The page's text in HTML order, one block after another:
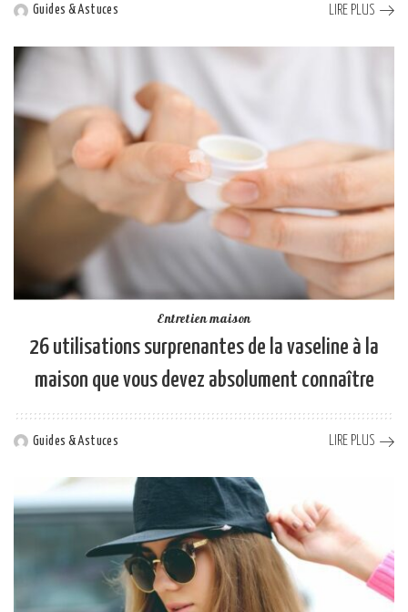
Posted
Guides & Astuces LIRE PLUS
Entretien maison
26 utilisations surprenantes de la vaseline à la
maison que vous devez absolument connaître
Guides & Astuces LIRE PLUS